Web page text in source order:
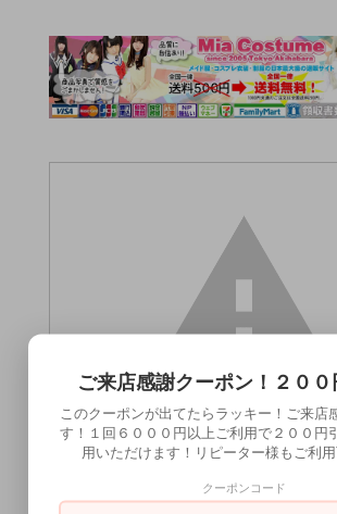
には販売できません。
ご来店感謝クーポン！２００
このクーポンが出てたらラッキー！ご来店
す！１回６０００円以上ご利用で２００円
用いただけます！リピーター様もご利用
クーポンコード